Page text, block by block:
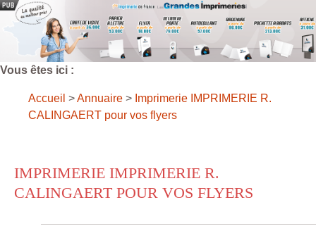
Vous êtes ici :
Accueil >Annuaire > Imprimerie IMPRIMERIE R.
CALINGAERT pour vos flyers
IMPRIMERIE IMPRIMERIE R.
CALINGAERT POUR VOS FLYERS